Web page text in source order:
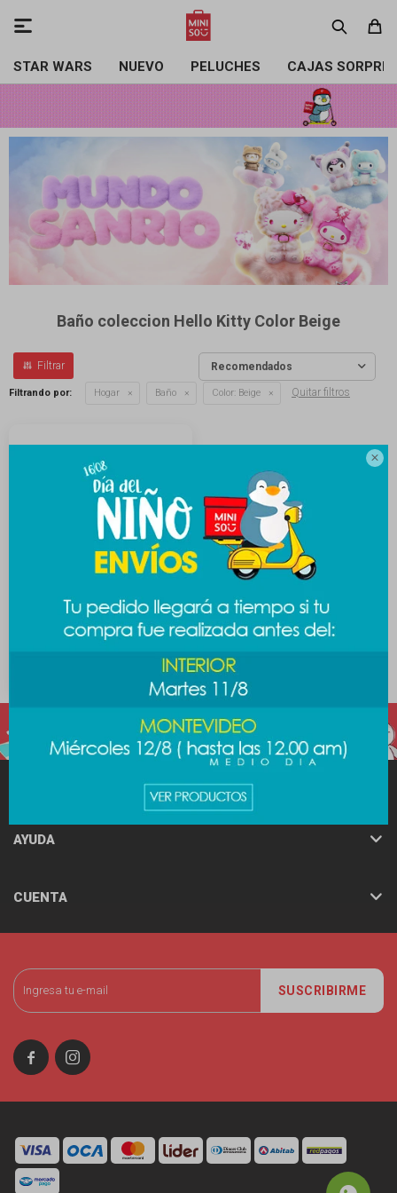

STAR WARS NUEVO PELUCHES CAJAS

Baño coleccion Hello Kitty Color Beige
Recomendados
Filtrando por: Hogar Baño Color: Beige Quitar filtros
Esponja de baño Sanrio -
SUSCRIBIRME
 
AYUDA
CUENTA